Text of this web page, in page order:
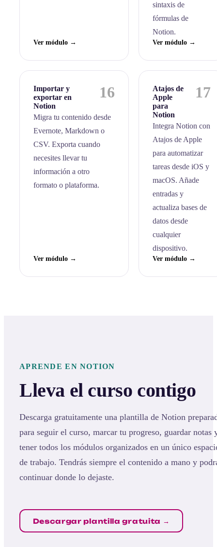
Ver módulo →
sintaxis de
fórmulas de
Notion.
Ver módulo →
Importar y
exportar en
Notion
16
Migra tu contenido desde
Evernote, Markdown o
CSV. Exporta cuando
necesites llevar tu
información a otro
formato o plataforma.
Ver módulo →
Atajos de
Apple
para
Notion
17
Integra Notion con
Atajos de Apple
para automatizar
tareas desde iOS y
macOS. Añade
entradas y
actualiza bases de
datos desde
cualquier
dispositivo.
Ver módulo →
APRENDE EN NOTION
Lleva el curso contigo
Descarga gratuitamente una plantilla de Notion
para seguir el curso, marcar tu progreso, guardar notas
tener todos los módulos organizados en un único
de trabajo. Tendrás siempre el contenido a mano y
continuar donde lo dejaste.
Descargar plantilla gratuita →